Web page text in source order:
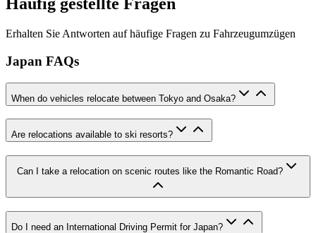
Häufig gestellte Fragen
Erhalten Sie Antworten auf häufige Fragen zu Fahrzeugumzügen
Japan FAQs
When do vehicles relocate between Tokyo and Osaka?
Are relocations available to ski resorts?
Can I take a relocation on scenic routes like the Romantic Road?
Do I need an International Driving Permit for Japan?